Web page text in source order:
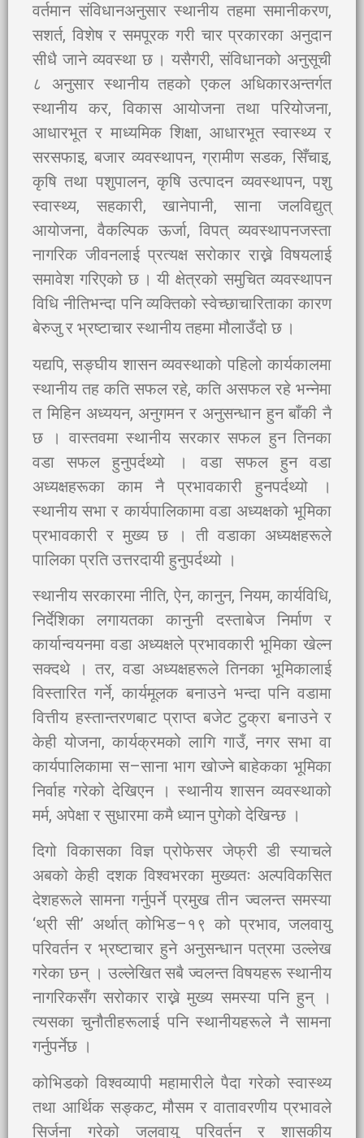
वर्तमान संविधानअनुसार स्थानीय तहमा समानीकरण,
सशर्त, विशेष र समपूरक गरी चार प्रकारका अनुदान
सीधै जाने व्यवस्था छ । यसैगरी, संविधानको अनुसूची
८ अनुसार स्थानीय तहको एकल अधिकारअन्तर्गत
स्थानीय कर, विकास आयोजना तथा परियोजना,
आधारभूत र माध्यमिक शिक्षा, आधारभूत स्वास्थ्य र
सरसफाइ, बजार व्यवस्थापन, ग्रामीण सडक, सिँचाइ,
कृषि तथा पशुपालन, कृषि उत्पादन व्यवस्थापन, पशु
स्वास्थ्य, सहकारी, खानेपानी, साना जलविद्युत्
आयोजना, वैकल्पिक ऊर्जा, विपत् व्यवस्थापनजस्ता
नागरिक जीवनलाई प्रत्यक्ष सरोकार राख्ने विषयलाई
समावेश गरिएको छ । यी क्षेत्रको समुचित व्यवस्थापन
विधि नीतिभन्दा पनि व्यक्तिको स्वेच्छाचारिताका कारण
बेरुजु र भ्रष्टाचार स्थानीय तहमा मौलाउँदो छ ।
यद्यपि, सङ्घीय शासन व्यवस्थाको पहिलो कार्यकालमा
स्थानीय तह कति सफल रहे, कति असफल रहे भन्नेमा
त मिहिन अध्ययन, अनुगमन र अनुसन्धान हुन बाँकी नै
छ । वास्तवमा स्थानीय सरकार सफल हुन तिनका
वडा सफल हुनुपर्दथ्यो । वडा सफल हुन वडा
अध्यक्षहरूका काम नै प्रभावकारी हुनपर्दथ्यो ।
स्थानीय सभा र कार्यपालिकामा वडा अध्यक्षको भूमिका
प्रभावकारी र मुख्य छ । ती वडाका अध्यक्षहरूले
पालिका प्रति उत्तरदायी हुनुपर्दथ्यो ।
स्थानीय सरकारमा नीति, ऐन, कानुन, नियम, कार्यविधि,
निर्देशिका लगायतका कानुनी दस्ताबेज निर्माण र
कार्यान्वयनमा वडा अध्यक्षले प्रभावकारी भूमिका खेल्न
सक्दथे । तर, वडा अध्यक्षहरूले तिनका भूमिकालाई
विस्तारित गर्ने, कार्यमूलक बनाउने भन्दा पनि वडामा
वित्तीय हस्तान्तरणबाट प्राप्त बजेट टुक्रा बनाउने र
केही योजना, कार्यक्रमको लागि गाउँ, नगर सभा वा
कार्यपालिकामा स–साना भाग खोज्ने बाहेकका भूमिका
निर्वाह गरेको देखिएन । स्थानीय शासन व्यवस्थाको
मर्म, अपेक्षा र सुधारमा कमै ध्यान पुगेको देखिन्छ ।
दिगो विकासका विज्ञ प्रोफेसर जेफ्री डी स्याचले
अबको केही दशक विश्वभरका मुख्यतः अल्पविकसित
देशहरूले सामना गर्नुपर्ने प्रमुख तीन ज्वलन्त समस्या
‘थ्री सी’ अर्थात् कोभिड–१९ को प्रभाव, जलवायु
परिवर्तन र भ्रष्टाचार हुने अनुसन्धान पत्रमा उल्लेख
गरेका छन् । उल्लेखित सबै ज्वलन्त विषयहरू स्थानीय
नागरिकसँग सरोकार राख्ने मुख्य समस्या पनि हुन् ।
त्यसका चुनौतीहरूलाई पनि स्थानीयहरूले नै सामना
गर्नुपर्नेछ ।
कोभिडको विश्वव्यापी महामारीले पैदा गरेको स्वास्थ्य
तथा आर्थिक सङ्कट, मौसम र वातावरणीय प्रभावले
सिर्जना गरेको जलवायु परिवर्तन र शासकीय